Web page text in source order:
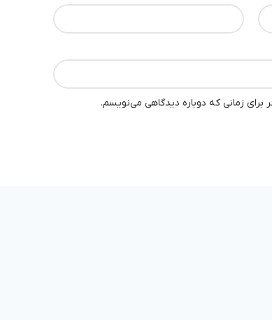
برای زمانی که دوباره دیدگاهی می‌نویسم.